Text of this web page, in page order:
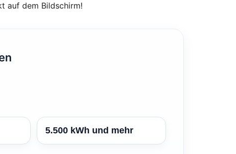
auf dem Bildschirm!
5.500 kWh und mehr